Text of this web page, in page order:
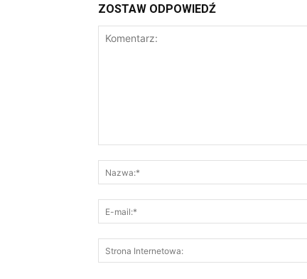
ZOSTAW ODPOWIEDŹ